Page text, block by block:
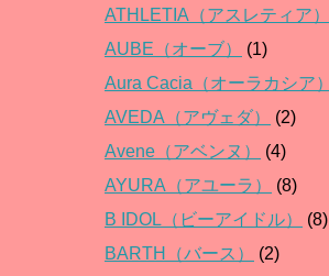
ATHLETIA（アスレティア）
AUBE（オーブ）
(1)
Aura Cacia（オーラカシア）
AVEDA（アヴェダ）
(2)
Avene（アベンヌ）
(4)
AYURA（アユーラ）
(8)
B IDOL（ビーアイドル）
(8)
BARTH（バース）
(2)